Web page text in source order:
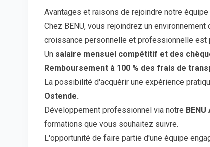
Avantages et raisons de rejoindre notre équipe
Chez BENU, vous rejoindrez un
croissance personnelle et professionnelle est
Un salaire mensuel compétitif et des
Remboursement à 100 % des frais de
La possibilité d'acquérir une expérience
Ostende.
Développement professionnel via notre
formations que vous souhaitez suivre.
L'opportunité de faire partie d'une équipe